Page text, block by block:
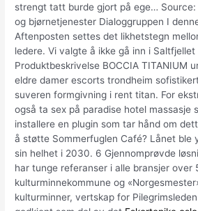
strengt tatt burde gjort på ege…
og bjørnetjenester Dialoggruppen I
Aftenposten settes det likhetstegn
ledere. Vi valgte å ikke gå inn i
Produktbeskrivelse BOCCIA TITANIUM
eldre damer escorts trondheim
suveren formgivning i rent titan. For
også ta sex på paradise hotel massasje
installere en plugin som tar hånd om
å støtte Sommerfuglen Café? Lånet ble
sin helhet i 2030. 6 Gjennomprøvde
har tunge referanser i alle bransjer over
kulturminnekommune og
kulturminner, vertskap for